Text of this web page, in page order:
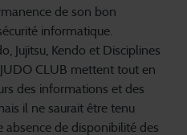
de son bon
informatique.
Jujitsu, Kendo et Disciplines
CLUB mettent tout en
des informations et des
il ne saurait être tenu
absence de disponibilité des